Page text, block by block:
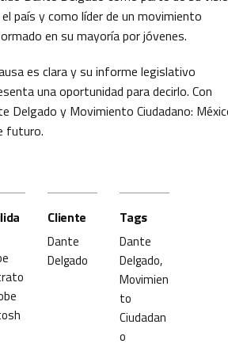
país y como líder de un movimiento
en su mayoría por jóvenes.
es clara y su informe legislativo
una oportunidad para decirlo. Con
Delgado y Movimiento Ciudadano:
futuro.
Cliente
Dante
Delgado
Tags
Dante
Delgado,
Movimien
to
Ciudadan
o